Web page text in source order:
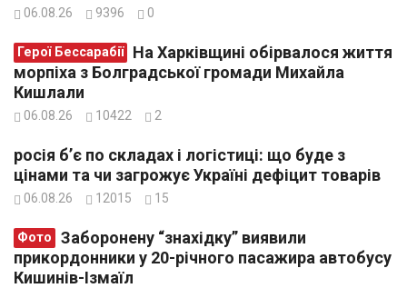
06.08.26 9396 0
Герої Бессарабії
морпіха з Болградської громади Михайла
Кишлали
06.08.26 10422 2
росія б’є по складах і логістиці: що буде з
цінами та чи загрожує Україні дефіцит товарів
06.08.26 12015 15
Фото
прикордонники у 20-річного пасажира автобусу
Кишинів-Ізмаїл